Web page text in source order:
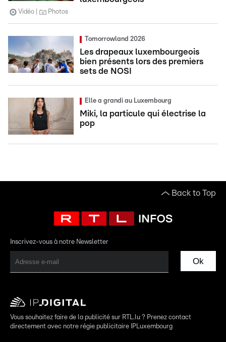
Vidéo Photos
Tomorrowland 2026
Les drapeaux luxembourgeois
bien présents lors des premiers
sets de NOSI
Elle a grandi au Luxembourg
Miki, la particule qui électrise la
pop
Back to Top
Inscrivez-vous à notre Newsletter
Ok
Vous souhaitez faire de la publicité sur RTL.lu ? Prenez contact
directement avec notre régie publicitaire IPLuxembourg